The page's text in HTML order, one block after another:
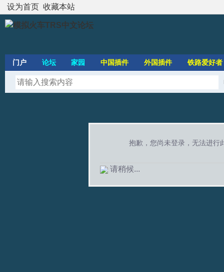
设为首页 收藏本站
门户 论坛 家园 中国插件 外国插件 铁路爱好者
抱歉，您尚未登录，无法进行
请稍候...